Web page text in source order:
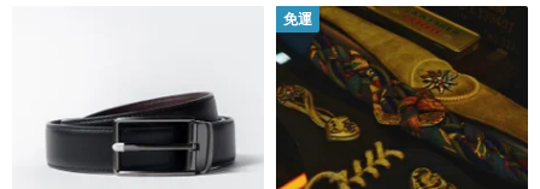
免運